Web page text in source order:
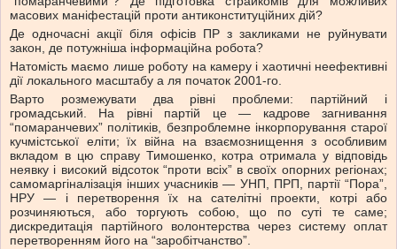
масових маніфестацій проти антиконституційних дій?
Де одночасні акції біля офісів ПР з закликами не руйнувати
закон, де потужніша інформаційна робота?
Натомість маємо лише роботу на камеру і хаотичні неефективні
дії локального масштабу а ля початок 2001-го.
Варто розмежувати два рівні проблеми: партійний і
громадський. На рівні партій це — кадрове загнивання
“помаранчевих” політиків, безпроблемне інкорпорування старої
кучмістської еліти; їх війна на взаємознищення з особливим
вкладом в цю справу Тимошенко, котра отримала у відповідь
неявку і високий відсоток “проти всіх” в своїх опорних регіонах;
самомаргіналізація інших учасників — УНП, ПРП, партії “Пора”,
НРУ — і перетворення їх на сателітні проекти, котрі або
розчиняються, або торгують собою, що по суті те саме;
дискредитація партійного волонтерства через систему оплат
перетворенням його на “заробітчанство”.